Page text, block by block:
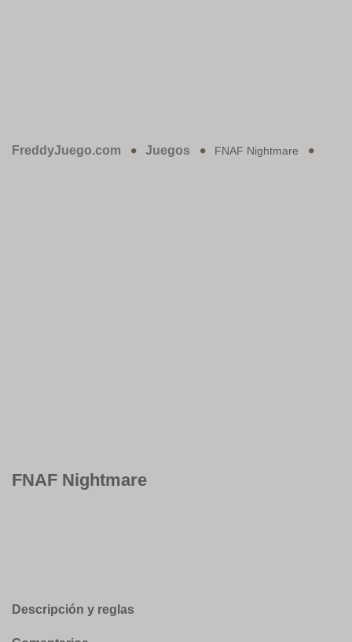
FreddyJuego.com Juegos FNAF Nightmare
FNAF Nightmare
Descripción y reglas